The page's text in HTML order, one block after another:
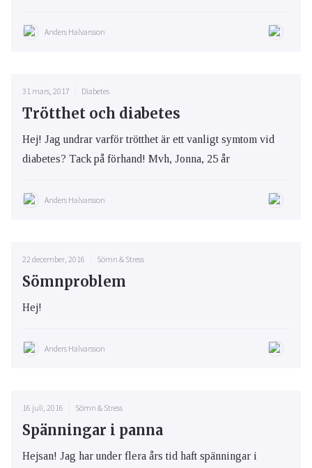
Anders Halvarsson
31 mars, 2017 Diabetes
Trötthet och diabetes
Hej! Jag undrar varför trötthet är ett vanligt symtom vid
diabetes? Tack på förhand! Mvh, Jonna, 25 år
Anders Halvarsson
22 december, 2016 Sömn & Stress
Sömnproblem
Hej!
Anders Halvarsson
16 juli, 2016 Sömn & Stress
Spänningar i panna
Hejsan! Jag har under flera års tid haft spänningar i